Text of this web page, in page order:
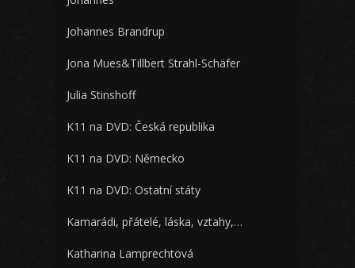
Johannes Brandrup
Jona Mues&Tillbert Strahl-Schäfer
Julia Stinshoff
K11 na DVD: Česká republika
K11 na DVD: Německo
K11 na DVD: Ostatní státy
Kamarádi, přátelé, láska, vztahy,…
Katharina Lamprechtová